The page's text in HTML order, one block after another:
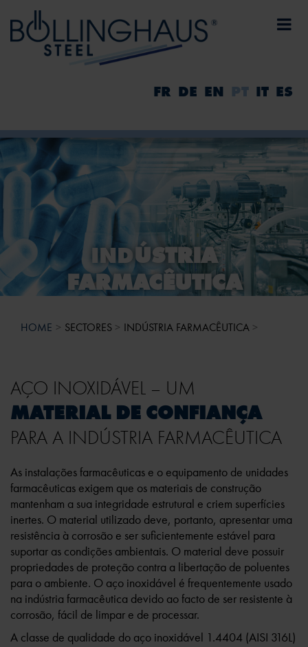
FR DE EN PT IT ES
INDÚSTRIA
FARMACÊUTICA
HOME SECTORES INDÚSTRIA FARMACÊUTICA
AÇO INOXIDÁVEL – UM
MATERIAL DE CONFIANÇA
PARA A INDÚSTRIA FARMACÊUTICA
As instalações farmacêuticas e o equipamento de unidades
farmacêuticas exigem que os materiais de construção
mantenham a sua integridade estrutural e criem superfícies
inertes. O material utilizado deve, portanto, apresentar uma
resistência à corrosão e ser suficientemente estável para
suportar as condições ambientais. O material deve possuir
propriedades de proteção contra a libertação de poluentes
para o ambiente. O aço inoxidável é frequentemente usado
na indústria farmacêutica devido ao facto de ser resistente à
corrosão, fácil de limpar e de processar.
A classe de qualidade do aço inoxidável 1.4404 (AISI 316L)